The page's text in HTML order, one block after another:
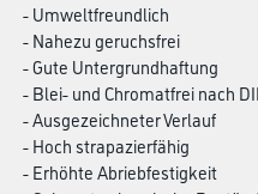
- Umweltfreundlich
- Nahezu geruchsfrei
- Gute Untergrundhaftung
- Blei- und Chromatfrei nach
- Ausgezeichneter Verlauf
- Hoch strapazierfähig
- Erhöhte Abriebfestigkeit